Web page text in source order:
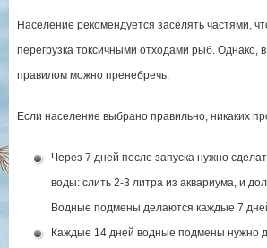
Население рекомендуется заселять частями,
перегрузка токсичными отходами рыб. Однако,
правилом можно пренебречь.
Если население выбрано правильно, никаких
Через 7 дней после запуска нужно
воды: слить 2-3 литра из аквариума, и
Водные подмены делаются каждые 7
Каждые 14 дней водные подмены нужно